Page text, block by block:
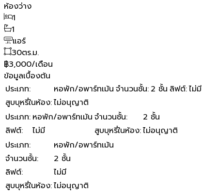
ห้องว่าง
1
1
แอร์
30ตร.ม.
฿3,000/เดือน
ข้อมูลเบื้องต้น
ประเภท: หอพัก/อพาร์ทเม้น จำนวนชั้น: 2 ชั้น ลิฟต์:ไม่มี
สูบบุหรี่ในห้อง:ไม่อนุญาติ
ประเภท: หอพัก/อพาร์ทเม้น จำนวนชั้น:
2 ชั้น
ลิฟต์: ไม่มี สูบบุหรี่ในห้อง:ไม่อนุญาติ
ประเภท:
หอพัก/อพาร์ทเม้น
จำนวนชั้น:
2 ชั้น
ลิฟต์:
ไม่มี
สูบบุหรี่ในห้อง:ไม่อนุญาติ